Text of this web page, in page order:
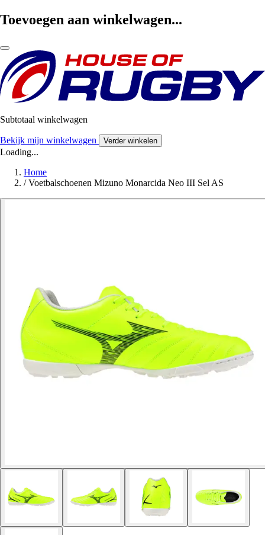
Toevoegen aan winkelwagen...
Subtotaal winkelwagen
Bekijk mijn winkelwagen Verder winkelen
Loading...
Home
/ Voetbalschoenen Mizuno Monarcida Neo III Sel AS